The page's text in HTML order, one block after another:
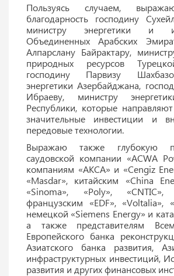
Пользуясь случаем,
благодарность господину
министру энергетики и
Объединенных Арабских
Алпарслану Байрактару,
природных ресурсов
господину Парвизу
энергетики Азербайджана,
Ибраеву, министру
Республики, которые
значительные инвестиции и
передовые технологии.
Выражаю также глубокую
саудовской компании «ACWA
компаниям «АКСА» и «Cengiz
«Masdar», китайским «China
«Sinoma», «Poly»,
французским «EDF», «Voltalia»,
немецкой «Siemens Energy» и
а также представителям
Европейского банка
Азиатского банка развития,
инфраструктурных инвестиций,
развития и других финансовых